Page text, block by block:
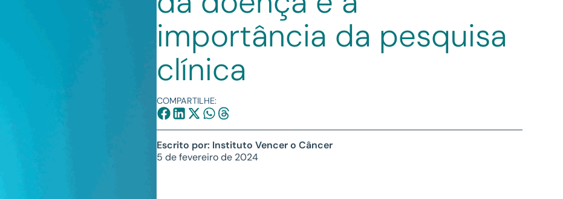
importância da pesquisa
clínica
COMPARTILHE:
Escrito por: Instituto Vencer o Câncer
5 de fevereiro de 2024